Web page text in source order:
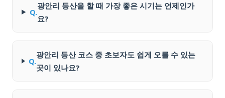
Q.
광안리 등산을 할 때 가장 좋은 시기는 언제인가
요?
Q.
광안리 등산 코스 중 초보자도 쉽게 오를 수 있는
곳이 있나요?